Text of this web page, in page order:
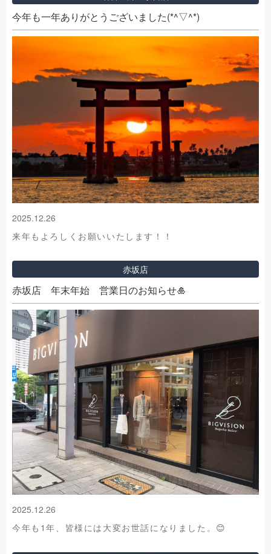
今年も一年ありがとうございました(*^▽^*)
2025.12.26
来年もよろしくお願いいたします！！
赤坂店
赤坂店 年末年始 営業日のお知らせ🎍
2025.12.26
今年も1年、皆様には大変お世話になりました。😊